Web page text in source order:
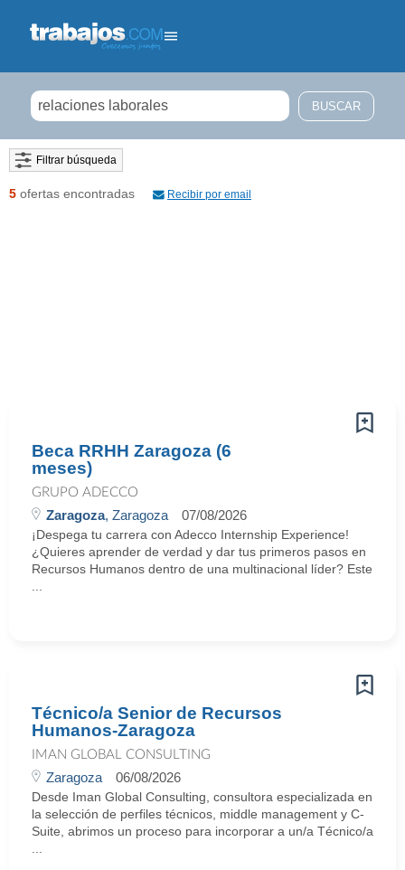
Filtrar búsqueda
5 ofertas encontradas Recibir por email
Beca RRHH Zaragoza (6
meses)
GRUPO ADECCO
Zaragoza, Zaragoza 07/08/2026
¡Despega tu carrera con Adecco Internship Experience!
¿Quieres aprender de verdad y dar tus primeros pasos en
Recursos Humanos dentro de una multinacional líder? Este
Técnico/a Senior de Recursos
Humanos-Zaragoza
IMAN GLOBAL CONSULTING
Zaragoza 06/08/2026
Desde Iman Global Consulting, consultora especializada en
la selección de perfiles técnicos, middle management y C-
Suite, abrimos un proceso para incorporar a un/a Técnico/a